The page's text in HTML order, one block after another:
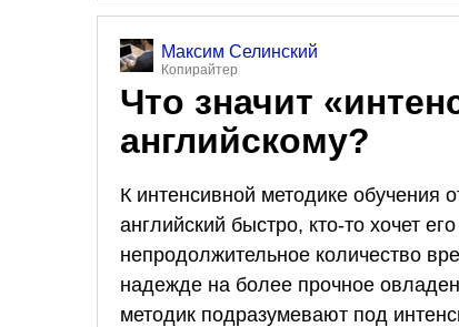
Максим Селинский
Копирайтер
Что значит
английскому?
К интенсивной методике обучения
английский быстро, кто-то хочет
непродолжительное количество
надежде на более прочное
методик подразумевают под